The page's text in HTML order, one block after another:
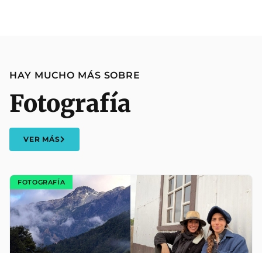
HAY MUCHO MÁS SOBRE
Fotografía
VER MÁS
FOTOGRAFÍA